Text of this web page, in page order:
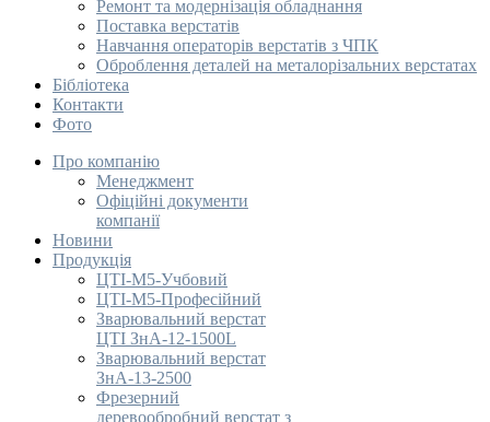
Ремонт та модернізація обладнання
Поставка верстатів
Навчання операторів верстатів з ЧПК
Оброблення деталей на металорізальних верстатах
Бібліотека
Контакти
Фото
Про компанію
Менеджмент
Офіційні документи
компанії
Новини
Продукція
ЦТІ-М5-Учбовий
ЦТІ-М5-Професійний
Зварювальний верстат
ЦТІ ЗнА-12-1500L
Зварювальний верстат
ЗнА-13-2500
Фрезерний
деревообробний верстат з